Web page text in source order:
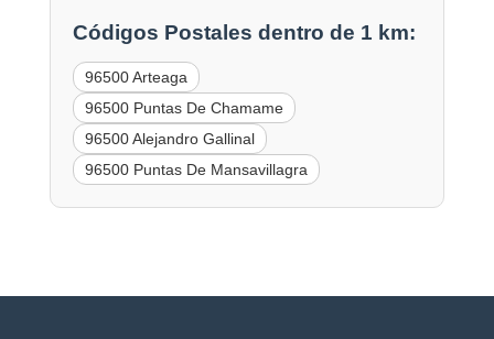
Códigos Postales dentro de 1 km:
96500 Arteaga
96500 Puntas De Chamame
96500 Alejandro Gallinal
96500 Puntas De Mansavillagra